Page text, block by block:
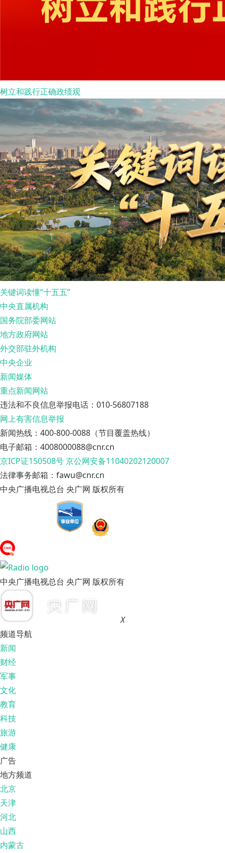
树立和践行正确政绩观
关键词读懂“十五五”
中央直属机构
国务院部委网站
地方政府网站
外交部驻外机构
中央企业
新闻媒体
重点新闻网站
违法和不良信息举报电话：010-56807188
网上有害信息举报
新闻热线：400-800-0088（节目覆盖热线）
电子邮箱：4008000088@cnr.cn
京ICP证150508号京公网安备11040202120007
法律事务邮箱：fawu@cnr.cn
中央广播电视总台 央广网 版权所有
中央广播电视总台 央广网 版权所有
X
频道导航
新闻
财经
军事
文化
教育
科技
旅游
健康
广告
地方频道
北京
天津
河北
山西
内蒙古